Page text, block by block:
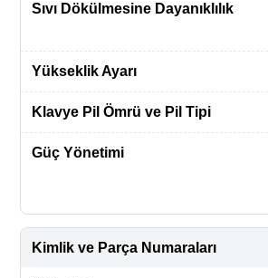
Sıvı Dökülmesine Dayanıklılık
Yükseklik Ayarı
Klavye Pil Ömrü ve Pil Tipi
Güç Yönetimi
Kimlik ve Parça Numaraları